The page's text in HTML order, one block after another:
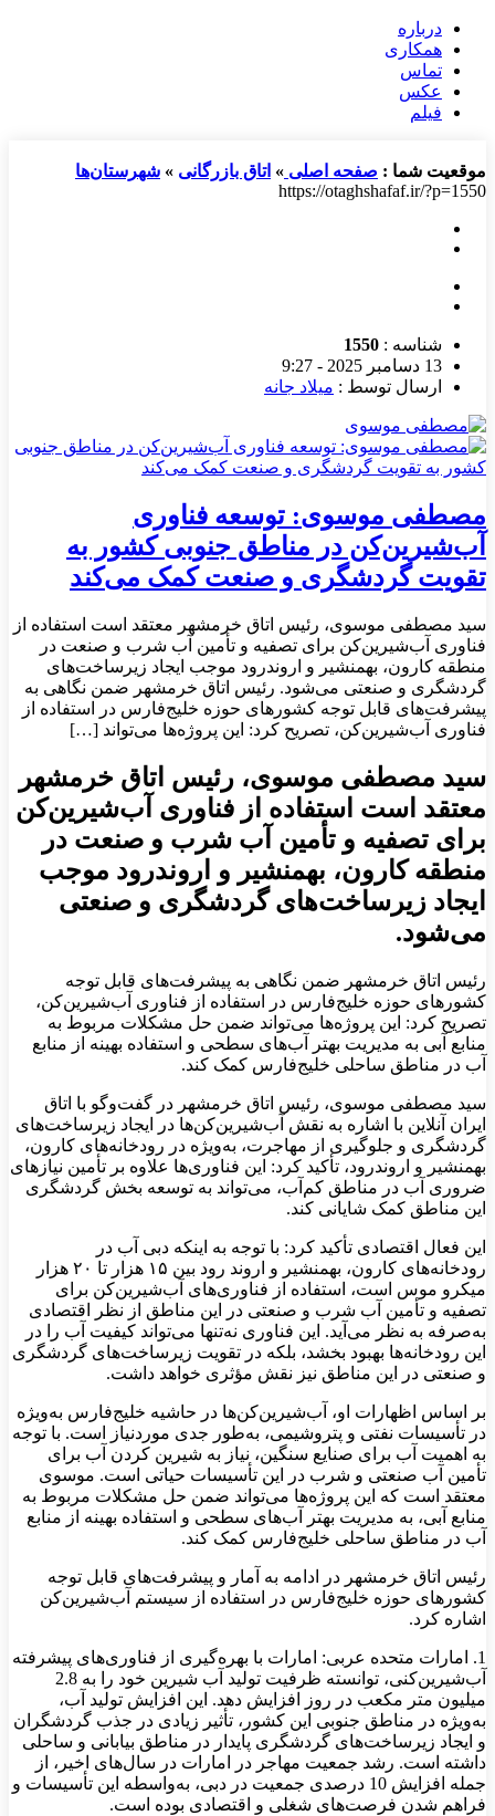
درباره
همکاری
تماس
عکس
فیلم
موقعیت شما : صفحه اصلی » اتاق بازرگانی » شهرستان‌ها
https://otaghshafaf.ir/?p=1550
شناسه : 1550
13 دسامبر 2025 - 9:27
ارسال توسط : میلاد جانه
مصطفی موسوی: توسعه فناوری
آب‌شیرین‌کن در مناطق جنوبی کشور به
تقویت گردشگری و صنعت کمک می‌کند
سید مصطفی موسوی، رئیس اتاق خرمشهر معتقد است استفاده از
فناوری آب‌شیرین‌کن برای تصفیه و تأمین آب شرب و صنعت در
منطقه کارون، بهمنشیر و اروندرود موجب ایجاد زیرساخت‌های
گردشگری و صنعتی می‌شود. رئیس اتاق خرمشهر ضمن نگاهی به
پیشرفت‌های قابل توجه کشورهای حوزه خلیج‌فارس در استفاده از
فناوری آب‌شیرین‌کن، تصریح کرد: این پروژه‌ها می‌تواند […]
سید مصطفی موسوی، رئیس اتاق خرمشهر
معتقد است استفاده از فناوری آب‌شیرین‌کن
برای تصفیه و تأمین آب شرب و صنعت در
منطقه کارون، بهمنشیر و اروندرود موجب
ایجاد زیرساخت‌های گردشگری و صنعتی
می‌شود.
رئیس اتاق خرمشهر ضمن نگاهی به پیشرفت‌های قابل توجه
کشورهای حوزه خلیج‌فارس در استفاده از فناوری آب‌شیرین‌کن،
تصریح کرد: این پروژه‌ها می‌تواند ضمن حل مشکلات مربوط به
منابع آبی به مدیریت بهتر آب‌های سطحی و استفاده بهینه از منابع
آب در مناطق ساحلی خلیج‌فارس کمک کند.
سید مصطفی موسوی، رئیس اتاق خرمشهر در گفت‌وگو با اتاق
ایران آنلاین با اشاره به نقش آب‌شیرین‌کن‌ها در ایجاد زیرساخت‌های
گردشگری و جلوگیری از مهاجرت، به‌ویژه در رودخانه‌های کارون،
بهمنشیر و اروندرود، تأکید کرد: این فناوری‌ها علاوه بر تأمین نیازهای
ضروری آب در مناطق کم‌آب، می‌تواند به توسعه بخش گردشگری
این مناطق کمک شایانی کند.
این فعال اقتصادی تأکید کرد: با توجه به اینکه دبی آب در
رودخانه‌های کارون، بهمنشیر و اروند رود بین ۱۵ هزار تا ۲۰ هزار
میکرو موس است، استفاده از فناوری‌های آب‌شیرین‌کن برای
تصفیه و تأمین آب شرب و صنعتی در این مناطق از نظر اقتصادی
به‌صرفه به نظر می‌آید. این فناوری نه‌تنها می‌تواند کیفیت آب را در
این رودخانه‌ها بهبود بخشد، بلکه در تقویت زیرساخت‌های گردشگری
و صنعتی در این مناطق نیز نقش مؤثری خواهد داشت.
بر اساس اظهارات او، آب‌شیرین‌کن‌ها در حاشیه خلیج‌فارس به‌ویژه
در تأسیسات نفتی و پتروشیمی، به‌طور جدی موردنیاز است. با توجه
به اهمیت آب برای صنایع سنگین، نیاز به شیرین کردن آب برای
تأمین آب صنعتی و شرب در این تأسیسات حیاتی است. موسوی
معتقد است که این پروژه‌ها می‌تواند ضمن حل مشکلات مربوط به
منابع آبی، به مدیریت بهتر آب‌های سطحی و استفاده بهینه از منابع
آب در مناطق ساحلی خلیج‌فارس کمک کند.
رئیس اتاق خرمشهر در ادامه به آمار و پیشرفت‌های قابل توجه
کشورهای حوزه خلیج‌فارس در استفاده از سیستم آب‌شیرین‌کن
اشاره کرد.
1. امارات متحده عربی: امارات با بهره‌گیری از فناوری‌های پیشرفته
آب‌شیرین‌کنی، توانسته ظرفیت تولید آب شیرین خود را به 2.8
میلیون متر مکعب در روز افزایش دهد. این افزایش تولید آب،
به‌ویژه در مناطق جنوبی این کشور، تأثیر زیادی در جذب گردشگران
و ایجاد زیرساخت‌های گردشگری پایدار در مناطق بیابانی و ساحلی
داشته است. رشد جمعیت مهاجر در امارات در سال‌های اخیر، از
جمله افزایش 10 درصدی جمعیت در دبی، به‌واسطه این تأسیسات و
فراهم شدن فرصت‌های شغلی و اقتصادی بوده است.